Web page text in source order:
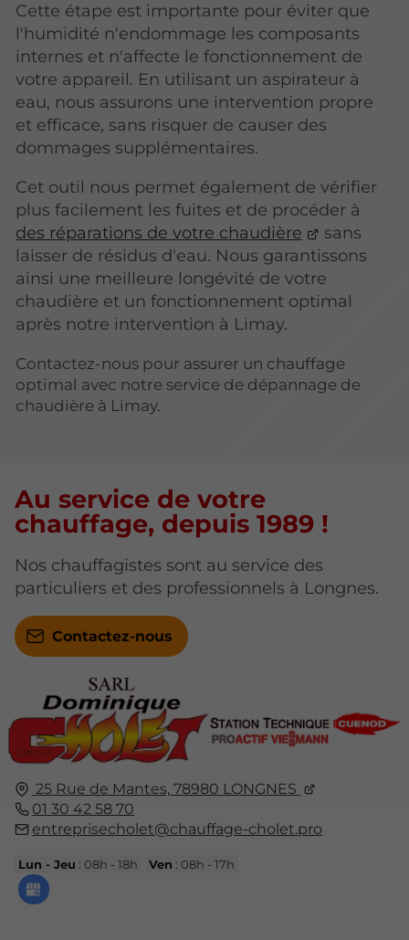
Cette étape est importante pour éviter que
l'humidité n'endommage les composants
internes et n'affecte le fonctionnement de
votre appareil. En utilisant un aspirateur à
eau, nous assurons une intervention propre
et efficace, sans risquer de causer des
dommages supplémentaires.
Cet outil nous permet également de vérifier
plus facilement les fuites et de procéder à
des réparations de votre chaudière
sans
laisser de résidus d'eau. Nous garantissons
ainsi une meilleure longévité de votre
chaudière et un fonctionnement optimal
après notre intervention à Limay.
Contactez-nous pour assurer un chauffage
optimal avec notre service de dépannage de
chaudière à Limay.
25 Rue de Mantes, 78980 LONGNES
01 30 42 58 70
entreprisecholet@chauffage-cholet.pro
Lun - Jeu : 08h - 18h Ven : 08h - 17h
Au service de votre
chauffage, depuis 1989 !
Nos chauffagistes sont au service des
particuliers et des professionnels à Longnes.
Contactez-nous